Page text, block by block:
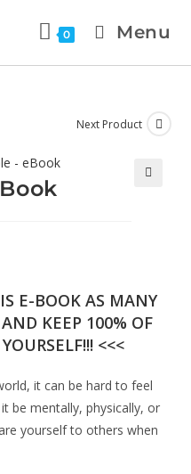
0 Menu
Next Product
E-BOOK AS MANY
KEEP 100% OF
<<<
it can be hard to feel
be mentally, physically, or
yourself to others when